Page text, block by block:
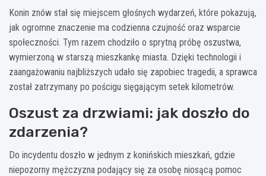
Konin znów stał się miejscem głośnych wydarzeń, które pokazują,
jak ogromne znaczenie ma codzienna czujność oraz wsparcie
społeczności. Tym razem chodziło o sprytną próbę oszustwa,
wymierzoną w starszą mieszkankę miasta. Dzięki technologii i
zaangażowaniu najbliższych udało się zapobiec tragedii, a sprawca
został zatrzymany po pościgu sięgającym setek kilometrów.
Oszust za drzwiami: jak doszło do
zdarzenia?
Do incydentu doszło w jednym z konińskich mieszkań, gdzie
niepozorny mężczyzna podający się za osobę niosącą pomoc